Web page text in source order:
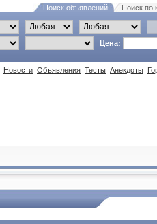
Поиск объявлений Поиск по
Цена:
Новости Объявления Тесты Анекдоты